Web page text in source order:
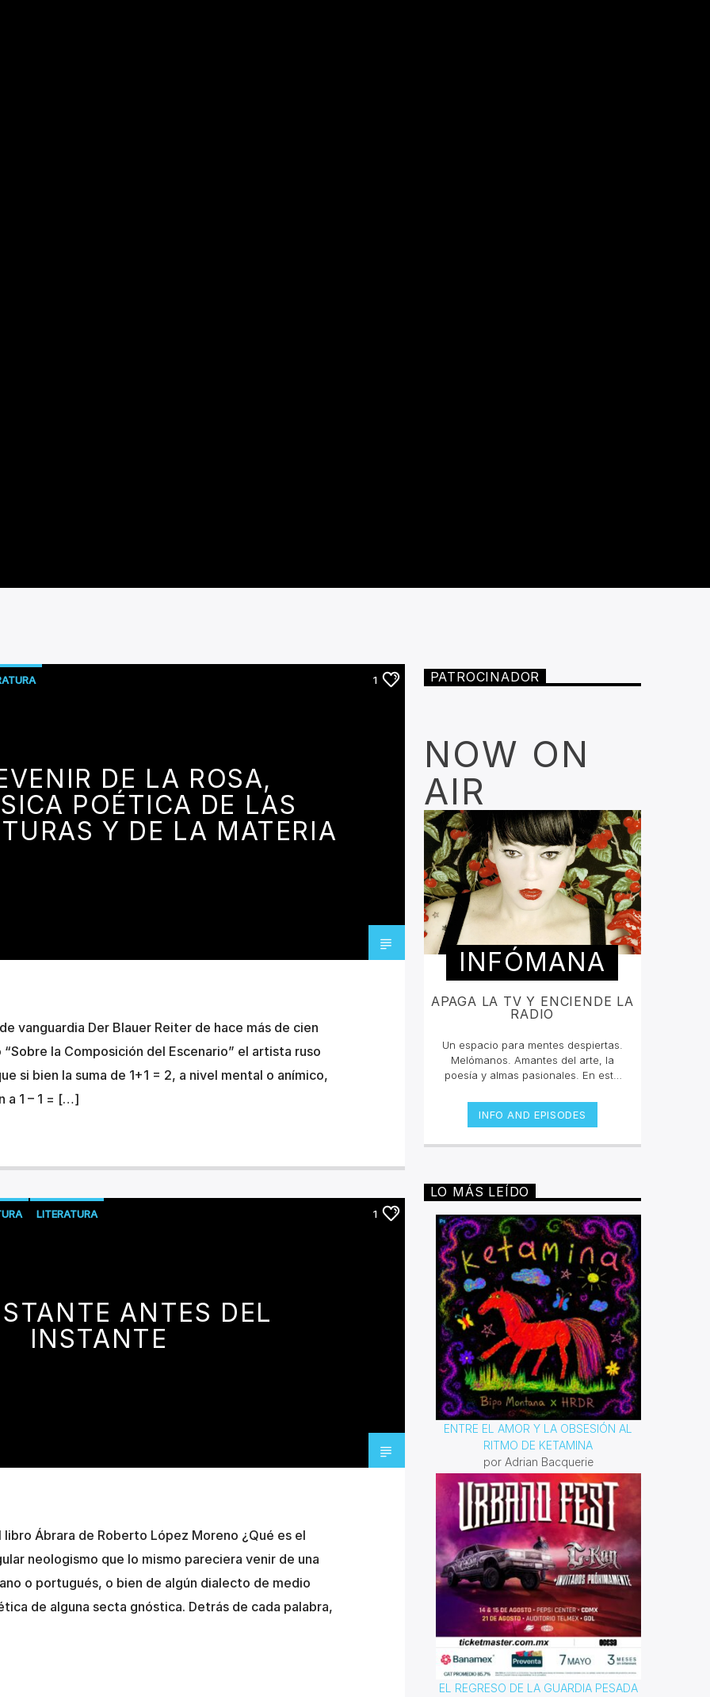
1
DE LA ROSA,
POÉTICA DE LAS
Y DE LA MATERIA
vanguardia Der Blauer Reiter de hace más de cien
la Composición del Escenario” el artista ruso
si bien la suma de 1+1 = 2, a nivel mental o anímico,
a 1 – 1 = […]
LITERATURA 1
ANTES DEL
INSTANTE
Ábrara de Roberto López Moreno ¿Qué es el
neologismo que lo mismo pareciera venir de una
o portugués, o bien de algún dialecto de medio
de alguna secta gnóstica. Detrás de cada palabra,
PATROCINADOR
NOW ON
AIR
INFÓMANA
APAGA LA TV Y ENCIENDE LA
RADIO
Un espacio para mentes despiertas.
Melómanos. Amantes del arte, la
poesía y almas pasionales. En este
sexualidad, diversidad, consultas,
entrevistas, proyectos emergentes,
cultura.
INFO AND EPISODES
LO MÁS LEÍDO
ENTRE EL AMOR Y LA OBSESIÓN AL
RITMO DE KETAMINA
por Adrian Bacquerie
EL REGRESO DE LA GUARDIA PESADA